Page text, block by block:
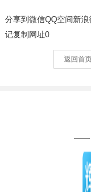
分享到 微信QQ空间新浪
记复制网址0
返回首
——